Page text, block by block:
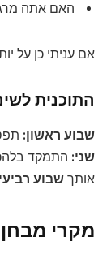
האם אתה
אם עניתי כן על
התוכנית
שבוע ראשון:
שני: התמקד
אותך שבוע
מקרי